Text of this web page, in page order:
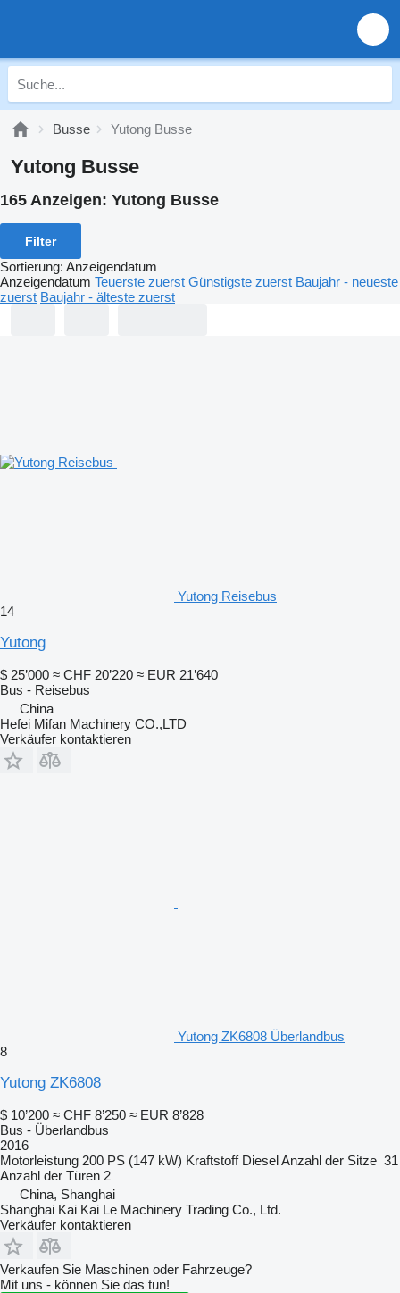
Busse Yutong Busse
Yutong Busse
165 Anzeigen: Yutong Busse
Filter
Sortierung: Anzeigendatum
Anzeigendatum Teuerste zuerst Günstigste zuerst Baujahr - neueste
zuerst Baujahr - älteste zuerst
Yutong Reisebus
14
Yutong
$ 25’000 ≈ CHF 20’220 ≈ EUR 21’640
Bus - Reisebus
China
Hefei Mifan Machinery CO.,LTD
Verkäufer kontaktieren
Yutong ZK6808 Überlandbus
8
Yutong ZK6808
$ 10’200 ≈ CHF 8’250 ≈ EUR 8’828
Bus - Überlandbus
2016
Motorleistung 200 PS (147 kW) Kraftstoff DieselAnzahl der Sitze 31
Anzahl der Türen 2
China, Shanghai
Shanghai Kai Kai Le Machinery Trading Co., Ltd.
Verkäufer kontaktieren
Verkaufen Sie Maschinen oder Fahrzeuge?
Mit uns - können Sie das tun!